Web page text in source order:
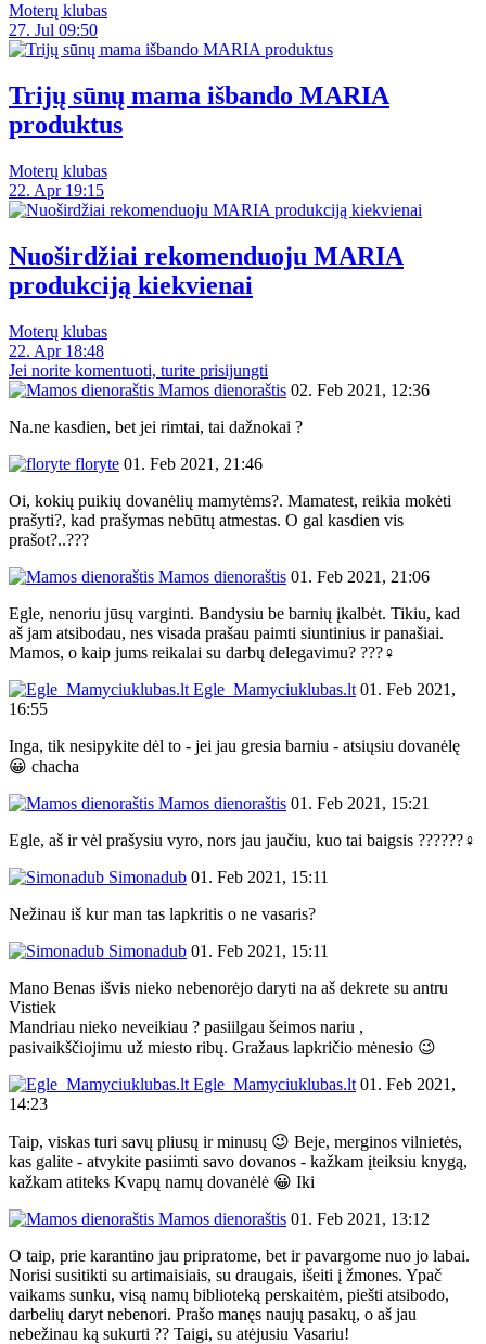
Moterų klubas
27. Jul 09:50
Trijų sūnų mama išbando MARIA
produktus
Moterų klubas
22. Apr 19:15
Nuoširdžiai rekomenduoju MARIA
produkciją kiekvienai
Moterų klubas
22. Apr 18:48
Jei norite komentuoti, turite prisijungti
Mamos dienoraštis 02. Feb 2021, 12:36
Na.ne kasdien, bet jei rimtai, tai dažnokai ?
floryte 01. Feb 2021, 21:46
Oi, kokių puikių dovanėlių mamytėms?. Mamatest, reikia mokėti
prašyti?, kad prašymas nebūtų atmestas. O gal kasdien vis
prašot?..???
Mamos dienoraštis 01. Feb 2021, 21:06
Egle, nenoriu jūsų varginti. Bandysiu be barnių įkalbėt. Tikiu, kad
aš jam atsibodau, nes visada prašau paimti siuntinius ir panašiai.
Mamos, o kaip jums reikalai su darbų delegavimu? ???‍♀️
Egle_Mamyciuklubas.lt 01. Feb 2021,
16:55
Inga, tik nesipykite dėl to - jei jau gresia barniu - atsiųsiu dovanėlę
😀 chacha
Mamos dienoraštis 01. Feb 2021, 15:21
Egle, aš ir vėl prašysiu vyro, nors jau jaučiu, kuo tai baigsis ??????‍♀️
Simonadub 01. Feb 2021, 15:11
Nežinau iš kur man tas lapkritis o ne vasaris?
Simonadub 01. Feb 2021, 15:11
Mano Benas išvis nieko nebenorėjo daryti na aš dekrete su antru
Vistiek
Mandriau nieko neveikiau ? pasiilgau šeimos nariu ,
pasivaikščiojimu už miesto ribų. Gražaus lapkričio mėnesio 😉
Egle_Mamyciuklubas.lt 01. Feb 2021,
14:23
Taip, viskas turi savų pliusų ir minusų 😉 Beje, merginos vilnietės,
kas galite - atvykite pasiimti savo dovanos - kažkam įteiksiu knygą,
kažkam atiteks Kvapų namų dovanėlė 😀 Iki
Mamos dienoraštis 01. Feb 2021, 13:12
O taip, prie karantino jau pripratome, bet ir pavargome nuo jo labai.
Norisi susitikti su artimaisiais, su draugais, išeiti į žmones. Ypač
vaikams sunku, visą namų biblioteką perskaitėm, piešti atsibodo,
darbelių daryt nebenori. Prašo manęs naujų pasakų, o aš jau
nebežinau ką sukurti ?? Taigi, su atėjusiu Vasariu!